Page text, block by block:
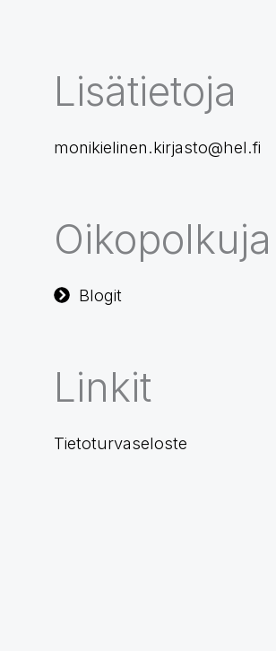
Lisätietoja
monikielinen.kirjasto@hel.fi
Oikopolkuja
Blogit
Linkit
Tietoturvaseloste